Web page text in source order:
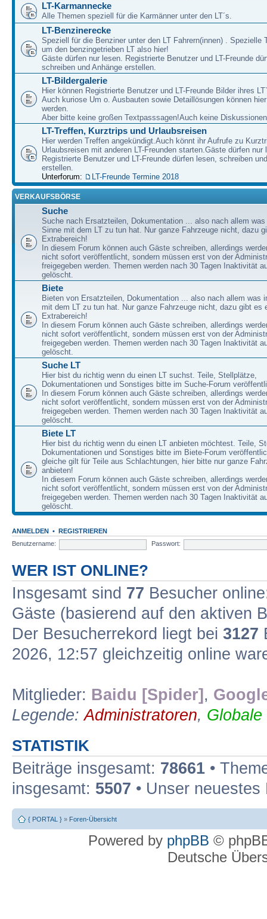
LT-Karmannecke
Alle Themen speziell für die Karmänner unter den LT´s.
LT-Benzinerecke
Speziell für die Benziner unter den LT Fahrern(innen) . Spezielle
um den benzingetrieben LT also hier!
Gäste dürfen nur lesen. Registrierte Benutzer und LT-Freunde
schreiben und Anhänge erstellen.
LT-Bildergalerie
Hier können Registrierte Benutzer und LT-Freunde Bilder ihres
Auch kuriose Um o. Ausbauten sowie Detaillösungen können
werden.
Aber bitte keine großen Textpasssagen!Auch keine
LT-Treffen, Kurztrips und Urlaubsreisen
Hier werden Treffen angekündigt.Auch könnt ihr Aufrufe zu
Urlaubsreisen mit anderen LT-Freunden starten.Gäste dürfen nur
Registrierte Benutzer und LT-Freunde dürfen lesen, schreiben
erstellen.
Unterforum:
LT-Freunde Termine 2018
VERKAUFSBÖRSE
Suche
Suche nach Ersatzteilen, Dokumentation ... also nach allem
Sinne mit dem LT zu tun hat. Nur ganze Fahrzeuge nicht, dazu
Extrabereich!
In diesem Forum können auch Gäste schreiben, allerdings
nicht sofort veröffentlicht, sondern müssen erst von der
freigegeben werden. Themen werden nach 30 Tagen Inaktivität
gelöscht.
Biete
Bieten von Ersatzteilen, Dokumentation ... also nach allem was
mit dem LT zu tun hat. Nur ganze Fahrzeuge nicht, dazu gibt es
Extrabereich!
In diesem Forum können auch Gäste schreiben, allerdings
nicht sofort veröffentlicht, sondern müssen erst von der
freigegeben werden. Themen werden nach 30 Tagen Inaktivität
gelöscht.
Suche LT
Hier bist du richtig wenn du einen LT suchst. Teile, Stellplätze,
Dokumentationen und Sonstiges bitte im Suche-Forum
In diesem Forum können auch Gäste schreiben, allerdings
nicht sofort veröffentlicht, sondern müssen erst von der
freigegeben werden. Themen werden nach 30 Tagen Inaktivität
gelöscht.
Biete LT
Hier bist du richtig wenn du einen LT anbieten möchtest. Teile,
Dokumentationen und Sonstiges bitte im Biete-Forum
gleiche gilt für Teile aus Schlachtungen, hier bitte nur ganze
anbieten!
In diesem Forum können auch Gäste schreiben, allerdings
nicht sofort veröffentlicht, sondern müssen erst von der
freigegeben werden. Themen werden nach 30 Tagen Inaktivität
gelöscht.
ANMELDEN • REGISTRIEREN
Benutzername:
Passwort:
WER IST ONLINE?
Insgesamt sind 77 Besucher
Gäste (basierend auf den aktiven
Der Besucherrekord liegt bei 3127
2026, 12:57 gleichzeitig online
Mitglieder: Baidu [Spider] ,
Legende:Administratoren,
STATISTIK
Beiträge insgesamt: 78661 •
insgesamt: 5507 • Unser
{ PORTAL } » Foren-Übersicht
Powered by phpBB ©
Deutsche